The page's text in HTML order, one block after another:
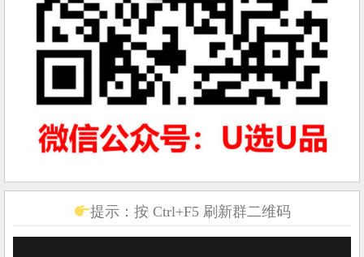
提示：按 Ctrl+F5 刷新群二维码